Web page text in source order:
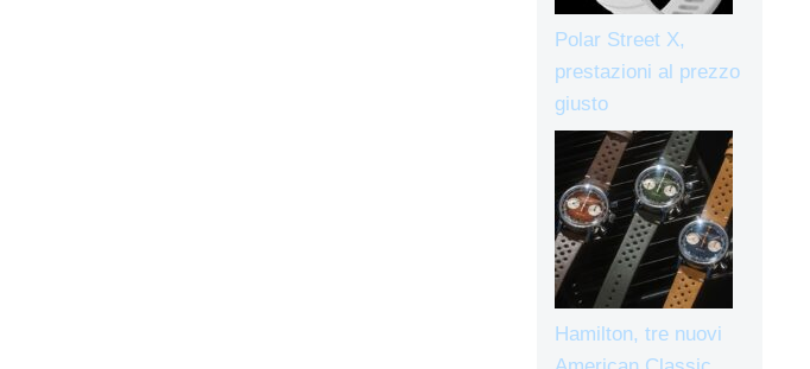
Polar Street X,
prestazioni al prezzo
giusto
Hamilton, tre nuovi